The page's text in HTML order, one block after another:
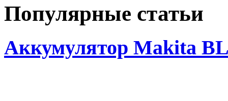
Популярные статьи
Аккумулятор Makita